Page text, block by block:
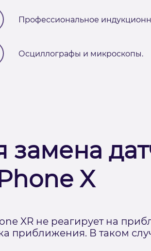
Профессиональное
Осциллографы и микроскопы.
замена
X
XR не реагирует на
приближения. В таком